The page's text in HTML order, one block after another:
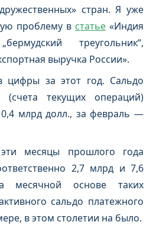
стран. Я уже
проблему в статье«Индия
треугольник“,
выручка России».
цифры за этот год. Сальдо
(счета текущих операций)
0,4 млрд долл., за февраль —
месяцы прошлого года
2,7 млрд и 7,6
месячной основе таких
сальдо платежного
в этом столетии на было.